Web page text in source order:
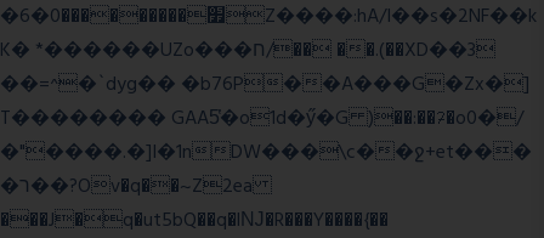
�׿���������0�6Z����:hA/I��s�2NF��k
K� *������UZo���ח/�� ��.(��XD��3
��=^�`dyg�� �b76P��A���G�Zx�]
T�������� GAA5̔�o1d�ӳ�G )��:��ℱ�o0�/
�"����.�]I�1nDW���\c��ջ+et���
�ר��?Ov�q��~Z2ea
���J�q�ut5bQ��q�lǊ�R���Y����{��